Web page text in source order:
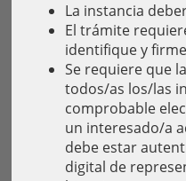
La instancia
El trámite
identifique y
Se requiere que
todos/as los/las
comprobable
un interesado/a
debe estar
digital de